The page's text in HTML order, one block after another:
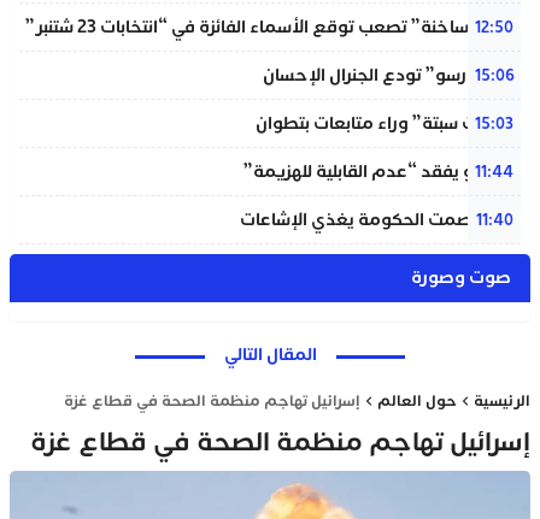
12:50
“دوائر ساخنة” تصعب توقع الأسماء الفائزة في “انتخابات 23 شتنبر”
15:06
“المينورسو” تودع الجنرال الإحسان
15:03
“أحداث سبتة” وراء متابعات بتطوان
11:44
إنفانتينو يفقد “عدم القابلية للهزيمة”
11:40
بنعلي: صمت الحكومة يغذي الإشاعات
صوت وصورة
المقال التالي
الرئيسية حول العالم إسرائيل تهاجم منظمة الصحة في قطاع غزة
إسرائيل تهاجم منظمة الصحة في قطاع غزة